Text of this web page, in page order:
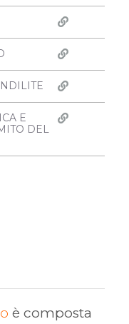
E
DEL
è composta